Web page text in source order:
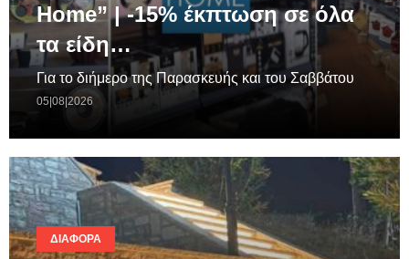
Home” | -15% έκπτωση σε όλα
τα είδη…
Για το διήμερο της Παρασκευής και του Σαββάτου
05|08|2026
ΔΙΆΦΟΡΑ